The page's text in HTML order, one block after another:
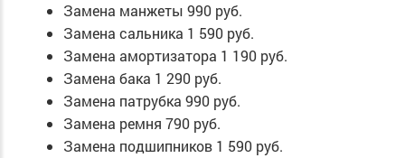
Замена манжеты 990 руб.
Замена сальника 1 590 руб.
Замена амортизатора 1 190 руб.
Замена бака 1 290 руб.
Замена патрубка 990 руб.
Замена ремня 790 руб.
Замена подшипников 1 590 руб.